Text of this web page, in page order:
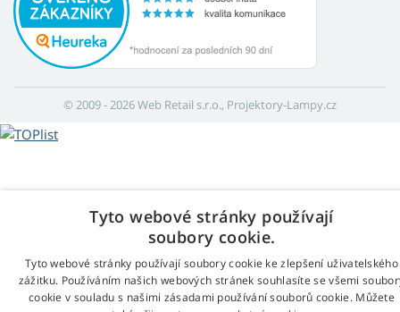
© 2009 - 2026 Web Retail s.r.o., Projektory-Lampy.cz
Tyto webové stránky používají
soubory cookie.
Tyto webové stránky používají soubory cookie ke zlepšení uživatelského
zážitku. Používáním našich webových stránek souhlasíte se všemi
cookie v souladu s našimi zásadami používání souborů cookie. Můžete